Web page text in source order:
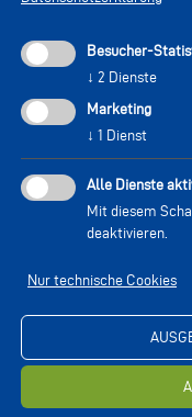
Besucher-
↓ 2 Dienste
Marketing
↓ 1 Dienst
Alle Dienste
Mit diesem
deaktivieren.
Nur technische Cookies